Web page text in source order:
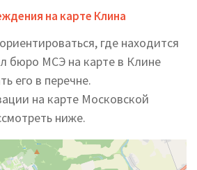
на карте Клина
где находится
бюро МСЭ на карте в Клине
его в перечне.
на карте Московской
ниже.